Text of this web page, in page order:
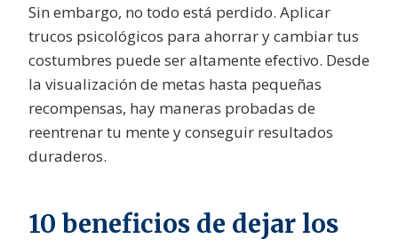
Sin embargo, no todo está perdido. Aplicar
trucos psicológicos para ahorrar y cambiar tus
costumbres puede ser altamente efectivo. Desde
la visualización de metas hasta pequeñas
recompensas, hay maneras probadas de
reentrenar tu mente y conseguir resultados
duraderos.
10 beneficios de dejar los